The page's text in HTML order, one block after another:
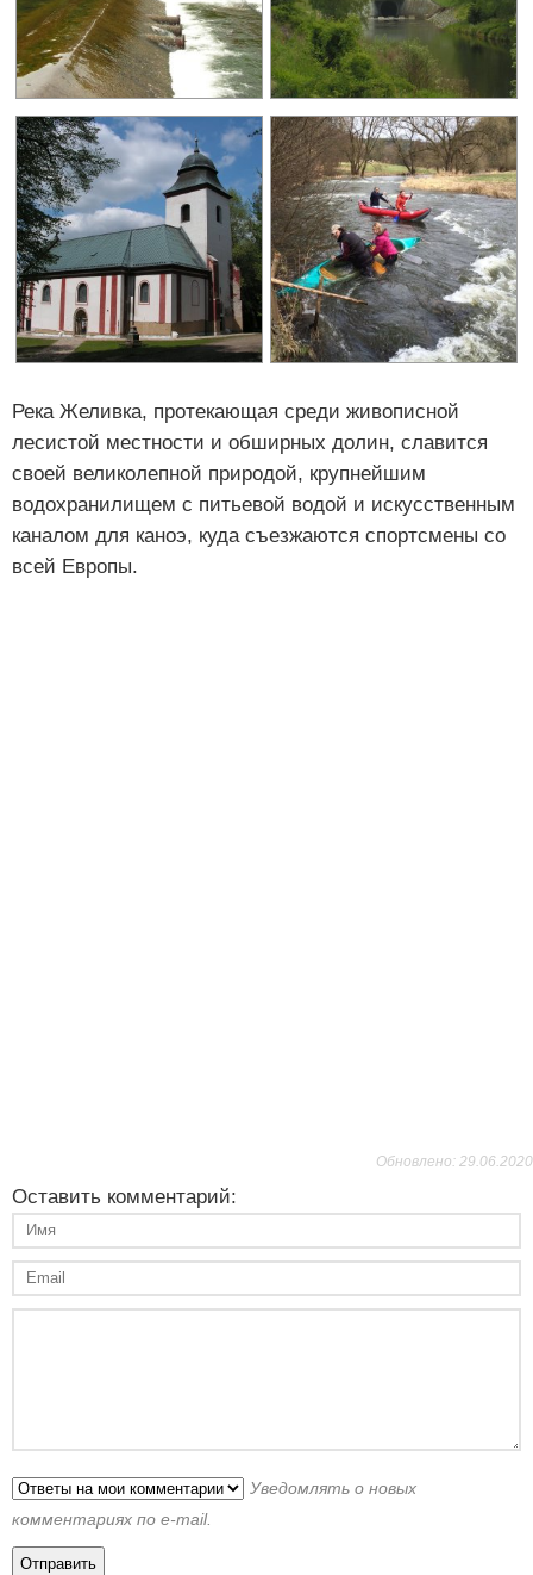
Река Желивка, протекающая среди живописной
лесистой местности и обширных долин, славится
своей великолепной природой, крупнейшим
водохранилищем с питьевой водой и искусственным
каналом для каноэ, куда съезжаются спортсмены со
всей Европы.
Обновлено: 29.06.2020
Оставить комментарий:
Уведомлять о новых
комментариях по e-mail.